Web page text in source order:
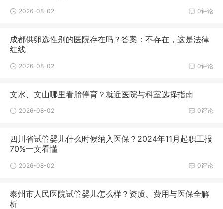
0评论
2026-08-02
成都供卵选性别的医院存在吗？答案：不存在，这是法律
红线
0评论
2026-08-02
文水、文山哪里看胎停育？就近医院与科室选择指南
0评论
2026-08-02
四川省试管婴儿什么时候纳入医保？2024年11月起职工报
70%一文看懂
0评论
2026-08-02
泰州市人民医院试管婴儿怎么样？资质、费用与医保全解
析